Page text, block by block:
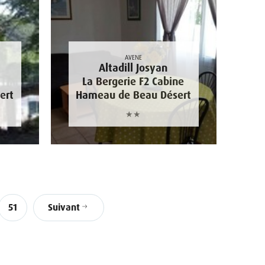
AVENE
Altadill Josyan
La Bergerie F2 Cabine
Hameau de Beau Désert
★★
51 Suivant